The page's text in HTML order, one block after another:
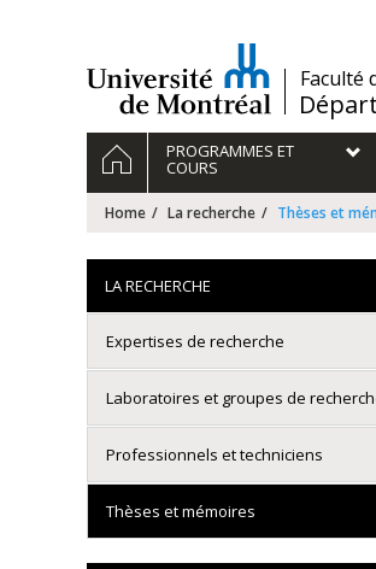
/Faculté
Navigation
principale
HOMEPROGRAMMES ET
COURS
Home La recherche Thèses et
LA RECHERCHE
Expertises de recherche
Laboratoires et groupes de
Professionnels et techniciens
Thèses et mémoires